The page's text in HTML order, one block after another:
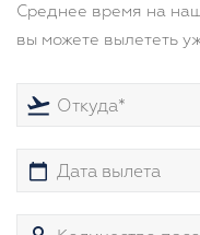
Среднее время на
вы можете вылететь